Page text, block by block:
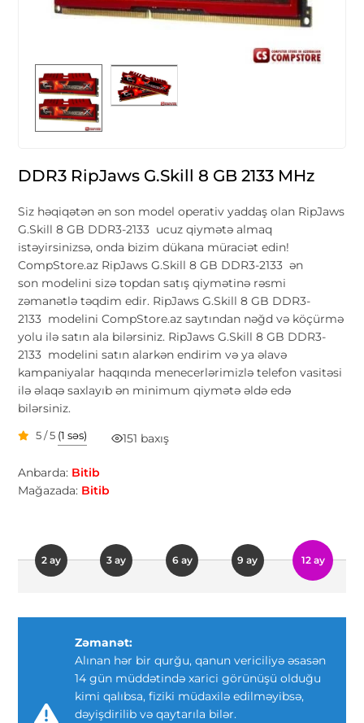
DDR3 RipJaws G.Skill 8 GB 2133 MHz
Siz həqiqətən ən son model operativ yaddaş olan RipJaws
G.Skill 8 GB DDR3-2133 ucuz qiymətə almaq
istəyirsinizsə, onda bizim dükana müraciət edin!
CompStore.az RipJaws G.Skill 8 GB DDR3-2133 ən
son modelini sizə topdan satış qiymətinə rəsmi
zəmanətlə təqdim edir. RipJaws G.Skill 8 GB DDR3-
2133 modelini CompStore.az saytından nəğd və köçürmə
yolu ilə satın ala bilərsiniz. RipJaws G.Skill 8 GB DDR3-
2133 modelini satın alarkən endirim və ya əlavə
kampaniyalar haqqında menecerlərimizlə telefon vasitəsi
ilə əlaqə saxlayıb ən minimum qiymətə əldə edə
bilərsiniz.
5 / 5 (1 səs) 151 baxış
Anbarda: Bitib
Mağazada: Bitib
2 ay 3 ay 6 ay 9 ay 12 ay
Zəmanət:
Alınan hər bir qurğu, qanun vericiliyə əsasən
14 gün müddətində xarici görünüşü olduğu
kimi qalıbsa, fiziki müdaxilə edilməyibsə,
dəyişdirilib və qaytarıla bilər.